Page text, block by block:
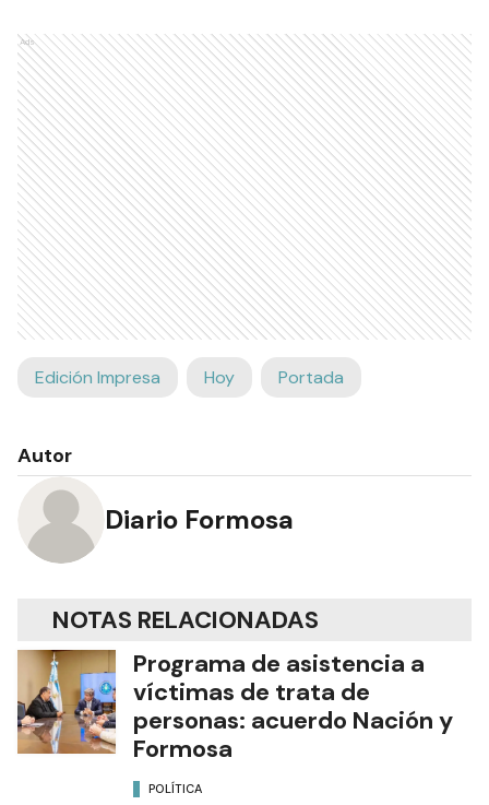
Ads
Edición Impresa Hoy Portada
Autor
Diario Formosa
NOTAS RELACIONADAS
Programa de asistencia a
víctimas de trata de
personas: acuerdo Nación y
Formosa
POLÍTICA